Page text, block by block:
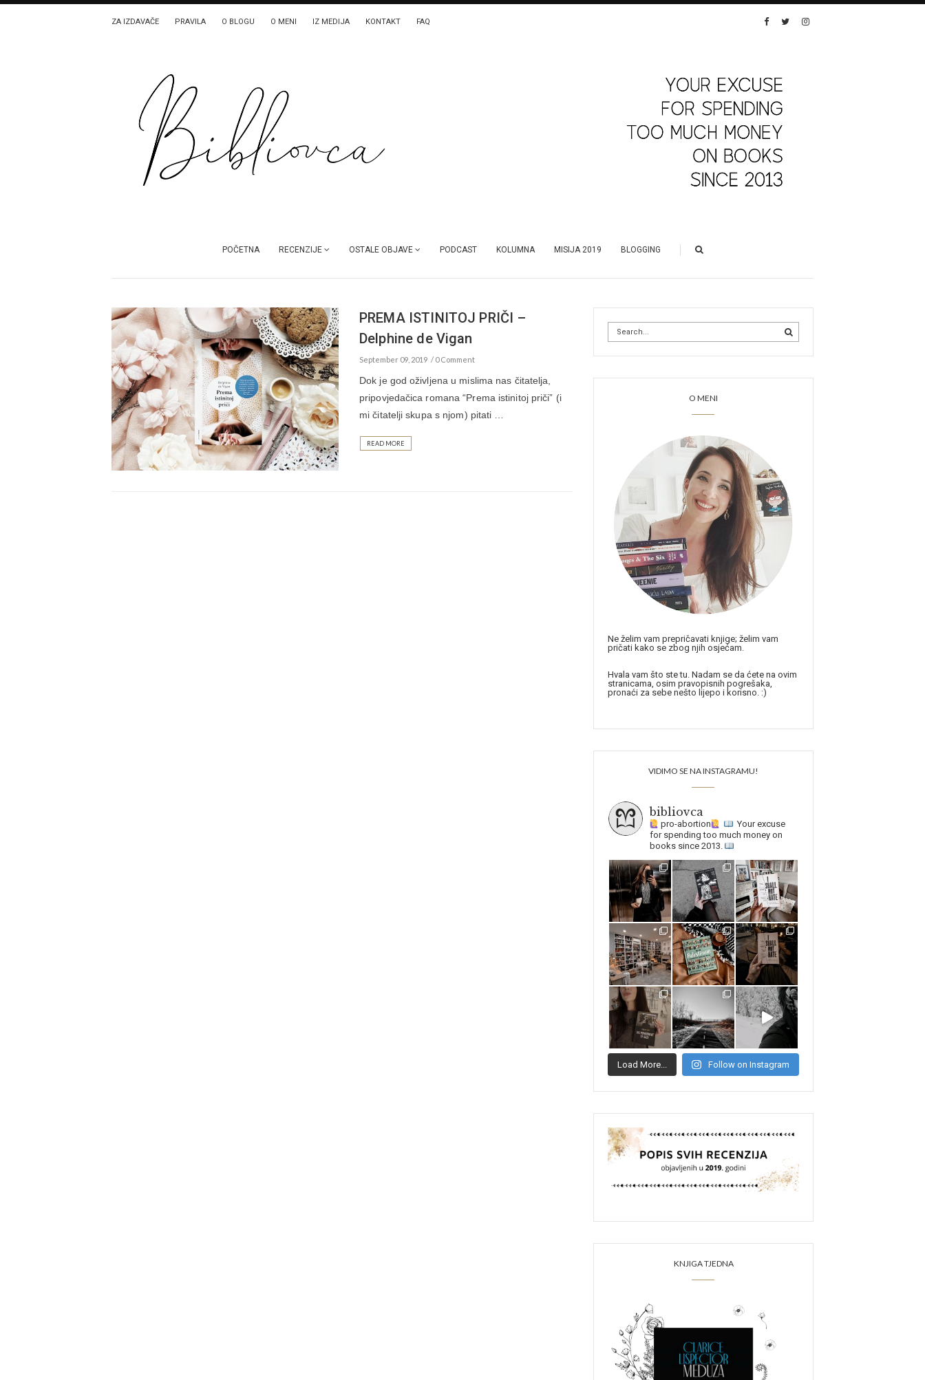
ZA IZDAVAČE PRAVILA O BLOGU O MENI IZ MEDIJA KONTAKT FAQ
POČETNA RECENZIJE OSTALE OBJAVE PODCAST KOLUMNA MISIJA 2019 BLOGGING
PREMA ISTINITOJ PRIČI –
Delphine de Vigan
September 09, 2019 0 Comment
Dok je god oživljena u mislima nas čitatelja,
pripovjedačica romana “Prema istinitoj priči” (i
mi čitatelji skupa s njom) pitati …
READ MORE
O MENI
Ne želim vam prepričavati knjige; želim vam
pričati kako se zbog njih osjećam.
Hvala vam što ste tu. Nadam se da ćete na ovim
stranicama, osim pravopisnih pogrešaka,
pronaći za sebe nešto lijepo i korisno. :)
VIDIMO SE NA INSTAGRAMU!
bibliovca
pro-abortion
Your excuse
for spending too much money on
books since 2013.
Load More... Follow on Instagram
KNJIGA TJEDNA